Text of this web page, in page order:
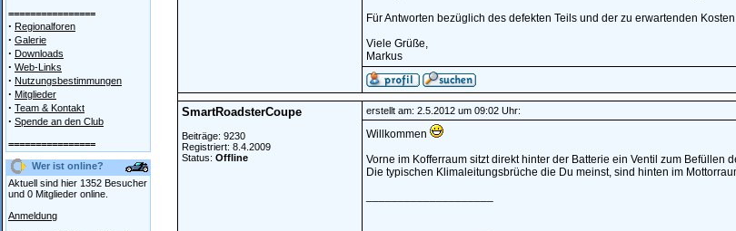
================
· Regionalforen
· Galerie
· Downloads
· Web-Links
· Nutzungsbestimmungen
· Mitglieder
· Team & Kontakt
· Spende an den Club
================
Wer ist online?
Aktuell sind hier 1352 Besucher
und 0 Mitglieder online.
Anmeldung
Für Antworten bezüglich des defekten Teils und der zu erwartenden
Viele Grüße,
Markus
SmartRoadsterCoupe
Beiträge: 9230
Registriert: 8.4.2009
Status: Offline
erstellt am: 2.5.2012 um 09:02 Uhr:
Willkommen
Vorne im Kofferraum sitzt direkt hinter der Batterie ein Ventil zum Befüllen
Die typischen Klimaleitungsbrüche die Du meinst, sind hinten im